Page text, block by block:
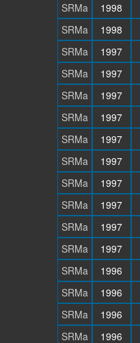
SRMa
1998
SRMa
1998
SRMa
1997
SRMa
1997
SRMa
1997
SRMa
1997
SRMa
1997
SRMa
1997
SRMa
1997
SRMa
1997
SRMa
1997
SRMa
1997
SRMa
1996
SRMa
1996
SRMa
1996
SRMa
1996